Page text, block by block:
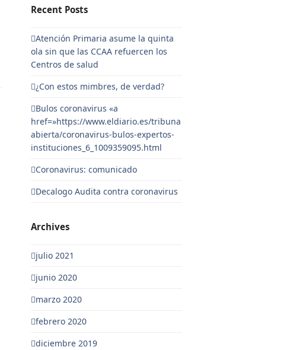
Recent Posts
Atención Primaria asume la quinta
ola sin que las CCAA refuercen los
Centros de salud
¿Con estos mimbres, de verdad?
Bulos coronavirus «a
href=»https://www.eldiario.es/tribuna
abierta/coronavirus-bulos-expertos-
instituciones_6_1009359095.html
Coronavirus: comunicado
Decalogo Audita contra coronavirus
Archives
julio 2021
junio 2020
marzo 2020
febrero 2020
diciembre 2019